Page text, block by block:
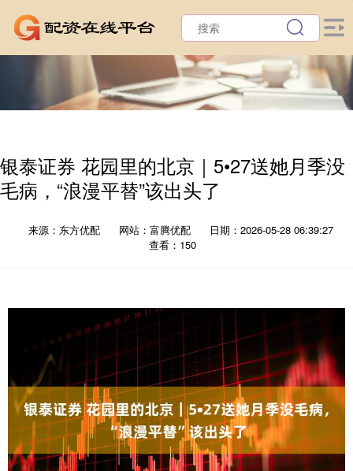
银泰证券 花园里的北京｜5•27送她月季没
毛病，“浪漫平替”该出头了
来源：东方优配 网站：富腾优配
日期：2026-05-28 06:39:27
查看：150